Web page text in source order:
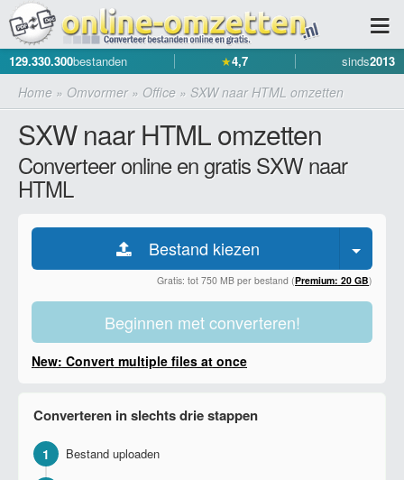
129.330.300bestanden ★4,7 sinds2013
Home » Omvormer» Office » SXW naar HTML omzetten
SXW naar HTML omzetten
Converteer online en gratis SXW naar
HTML
Bestand kiezen
Gratis: tot 750 MB per bestand (Premium: 20 GB)
Beginnen met converteren!
New: Convert multiple files at once
Converteren in slechts drie stappen
1 Bestand uploaden